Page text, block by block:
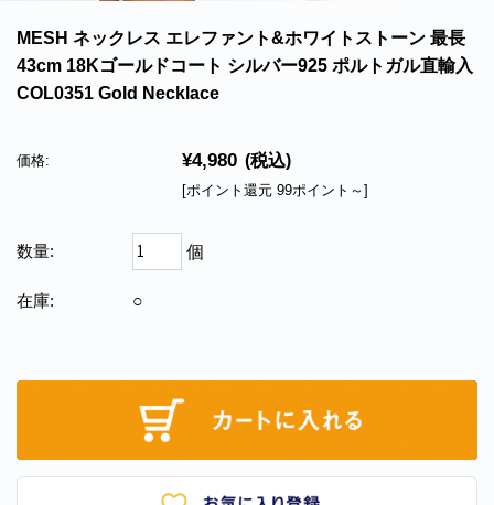
MESH ネックレス エレファント&ホワイトストーン 最長
43cm 18Kゴールドコート シルバー925 ポルトガル直輸入
COL0351 Gold Necklace
価格: ¥4,980 (税込)
[ポイント還元 99ポイント～]
数量: 個
在庫: ○